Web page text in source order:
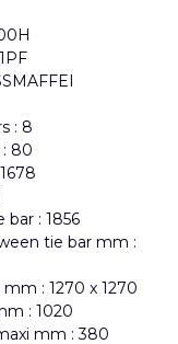
: 8
80
bar : 1856
tie bar mm :
: 1270 x 1270
: 1020
mm : 380